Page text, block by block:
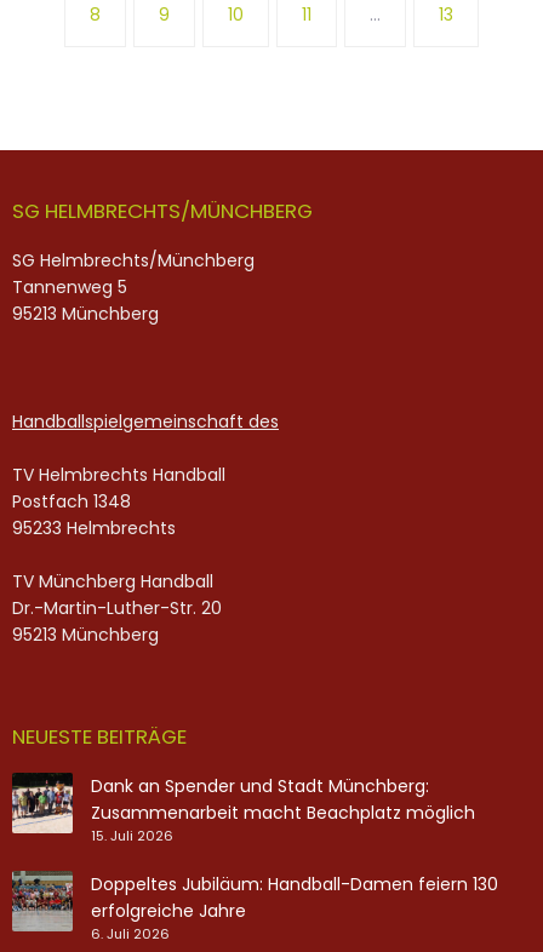
8 9 10 11 … 13
SG HELMBRECHTS/MÜNCHBERG
SG Helmbrechts/Münchberg
Tannenweg 5
95213 Münchberg
Handballspielgemeinschaft des
TV Helmbrechts Handball
Postfach 1348
95233 Helmbrechts
TV Münchberg Handball
Dr.-Martin-Luther-Str. 20
95213 Münchberg
NEUESTE BEITRÄGE
Dank an Spender und Stadt Münchberg:
Zusammenarbeit macht Beachplatz möglich
15. Juli 2026
Doppeltes Jubiläum: Handball-Damen feiern 130
erfolgreiche Jahre
6. Juli 2026